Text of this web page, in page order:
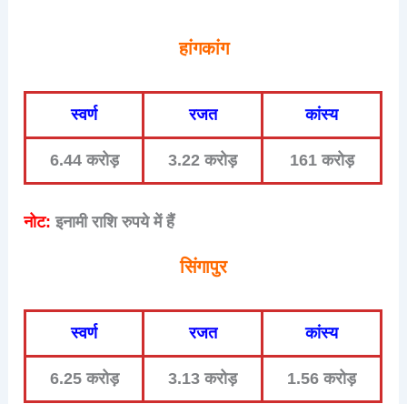
हांगकांग
स्वर्ण रजत कांस्य
6.44 करोड़ 3.22 करोड़ 161 करोड़
नोट: इनामी राशि रुपये में हैं
सिंगापुर
स्वर्ण रजत कांस्य
6.25 करोड़ 3.13 करोड़ 1.56 करोड़